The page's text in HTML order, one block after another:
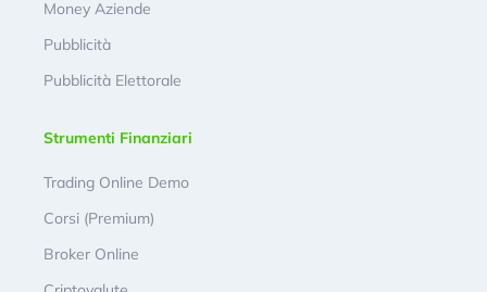
Money Aziende
Pubblicità
Pubblicità Elettorale
Strumenti Finanziari
Trading Online Demo
Corsi (Premium)
Broker Online